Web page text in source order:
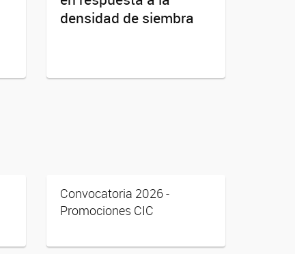
densidad de siembra
Convocatoria 2026 -
Promociones CIC